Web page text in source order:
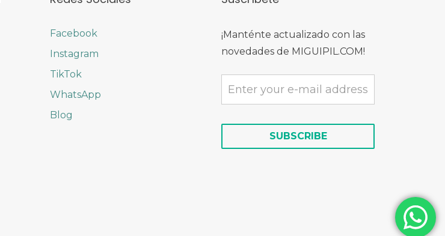
Facebook
Instagram
TikTok
WhatsApp
Blog
¡Manténte actualizado con las
novedades de MIGUIPIL.COM!